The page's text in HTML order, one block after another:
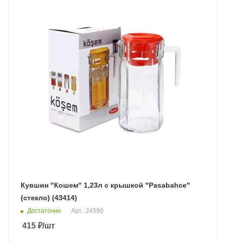
Кувшин "Кошем" 1,23л с крышкой "Pasabahce"
(стекло) (43414)
Достаточно Арт.: 24590
415 ₽/шт